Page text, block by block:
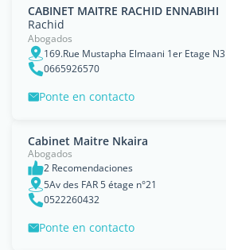
CABINET MAITRE RACHID ENNABIHI
Rachid
Abogados
169.Rue Mustapha Elmaani 1er Etage N3
0665926570
Ponte en contacto
Cabinet Maitre Nkaira
Abogados
2 Recomendaciones
5Av des FAR 5 étage n°21
0522260432
Ponte en contacto